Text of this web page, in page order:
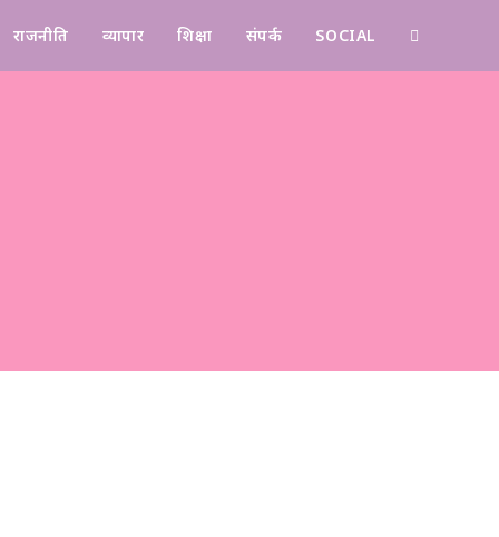
राजनीति व्यापार शिक्षा संपर्क SOCIALContact